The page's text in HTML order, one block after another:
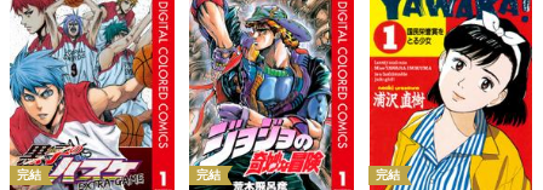
完結 完結 完結